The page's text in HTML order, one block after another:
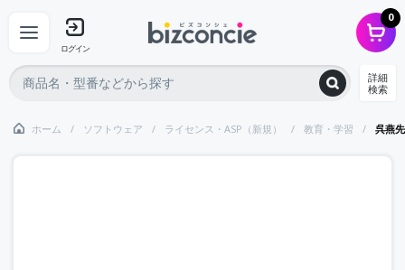
ログイン
0
詳細
検索
ホーム ソフトウェア ライセンス・ASP（新規） 教育・学習 呉燕